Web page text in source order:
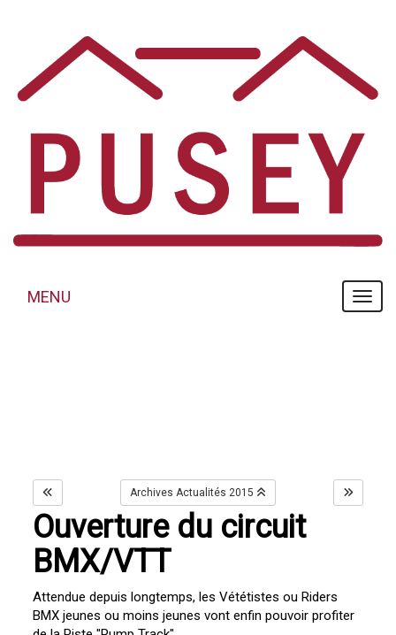
MENU
MENU
Archives Actualités 2015
Ouverture du circuit
BMX/VTT
Attendue depuis longtemps, les Vététistes ou Riders
BMX jeunes ou moins jeunes vont enfin pouvoir profiter